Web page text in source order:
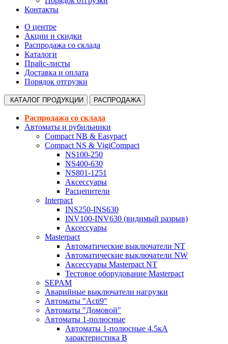
Контакты
О центре
Акции и скидки
Распродажа со склада
Каталоги
Прайс-листы
Доставка и оплата
Порядок отгрузки
КАТАЛОГ ПРОДУКЦИИ РАСПРОДАЖА
Распродажа со склада
Автоматы и рубильники
Compact NB & Easypact
Compact NS & VigiCompact
NS100-250
NS400-630
NS801-1251
Аксессуары
Расцепители
Interpact
INS250-INS630
INV100-INV630 (видимый разрыв)
Аксессуары
Masterpact
Автоматические выключатели NT
Автоматические выключатели NW
Аксессуары Masterpact NT
Тестовое оборудование Masterpact
SEPAM
Аварийные выключатели нагрузки
Автоматы "Acti9"
Автоматы "Домовой"
Автоматы 1-полюсные
Автоматы 1-полюсные 4.5кА
характеристика В